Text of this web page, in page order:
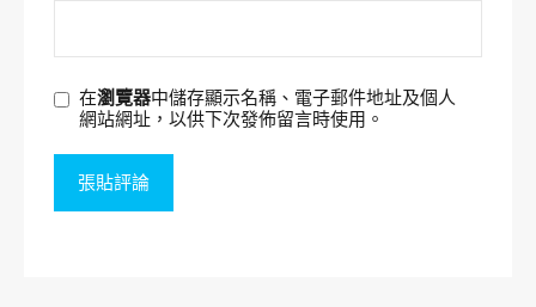
在瀏覽器中儲存顯示名稱、電子郵件地址及個人
網站網址，以供下次發佈留言時使用。